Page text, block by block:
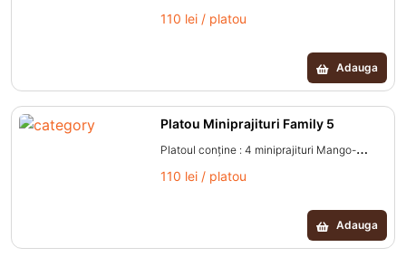
miniprajituri Cheese Cake 4 miniprajituri
110 lei / platou
Adauga
Platou Miniprajituri Family 5
Platoul conţine : 4 miniprajituri Mango-
Choco 4 miniprajituri Cheese Cake 4
110 lei / platou
Adauga